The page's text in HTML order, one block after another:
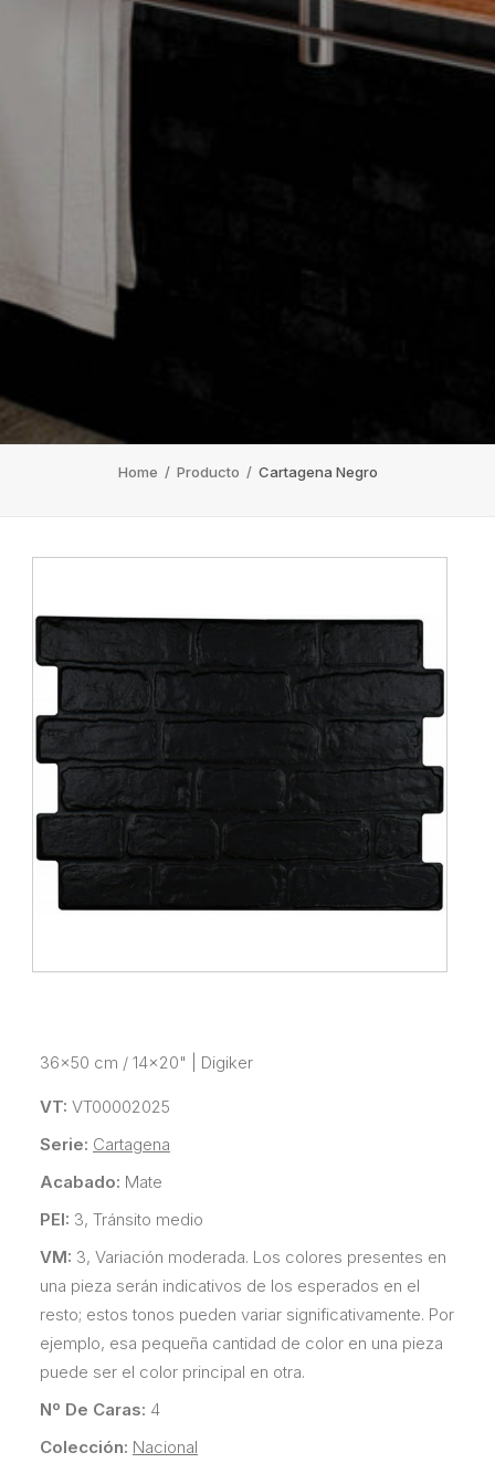
Home / Producto / Cartagena Negro
36x50 cm / 14x20" Digiker
VT: VT00002025
Serie: Cartagena
Acabado: Mate
PEI: 3, Tránsito medio
VM: 3, Variación moderada. Los colores presentes en
una pieza serán indicativos de los esperados en el
resto; estos tonos pueden variar significativamente. Por
ejemplo, esa pequeña cantidad de color en una pieza
puede ser el color principal en otra.
Nº De Caras: 4
Colección: Nacional